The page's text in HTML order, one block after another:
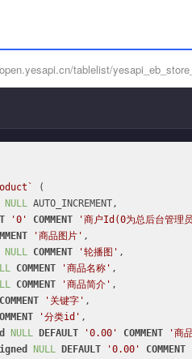
tablelist/
(
NULL AUTO_INCREMENT,
'0' COMMENT '商户Id(0为总后台管理
'商品图片' ,
NULL COMMENT '轮播图' ,
COMMENT '商品名称' ,
COMMENT '商品简介' ,
COMMENT '关键字' ,
'分类id' ,
NULL DEFAULT '0.00' COMMENT '商
NULL DEFAULT '0.00' COMMENT